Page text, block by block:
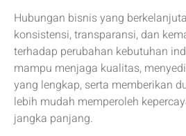
Hubungan bisnis yang
konsistensi, transparansi, dan
terhadap perubahan kebutuhan
mampu menjaga kualitas,
yang lengkap, serta memberikan
lebih mudah memperoleh
jangka panjang.